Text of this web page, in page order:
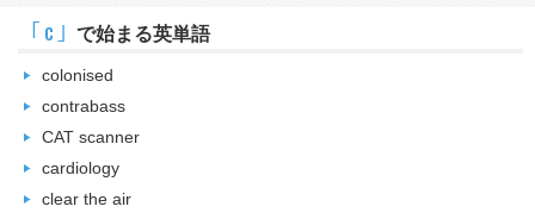
｢c｣ で始まる英単語
colonised
contrabass
CAT scanner
cardiology
clear the air